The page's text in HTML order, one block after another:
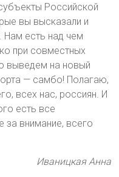
Российской
вы высказали и
Нам есть над чем
при совместных
выведем на новый
— самбо! Полагаю,
всех нас, россиян. И
есть все
внимание, всего
Иваницкая Анна